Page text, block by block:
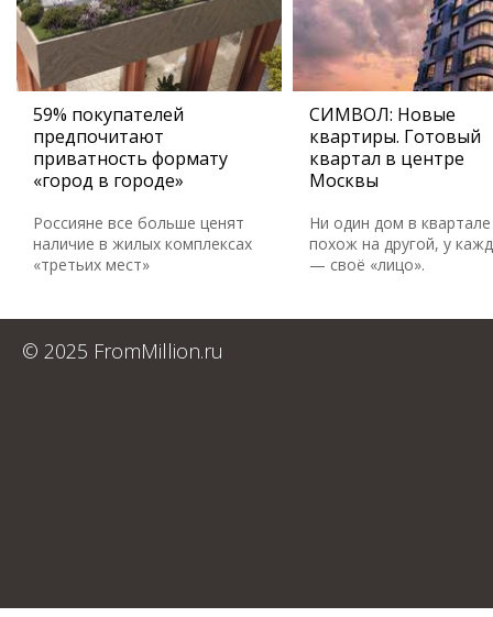
59% покупателей
предпочитают
приватность формату
«город в городе»
Россияне все больше ценят
наличие в жилых комплексах
«третьих мест»
СИМВОЛ: Новые
квартиры. Готовый
квартал в центре
Москвы
Ни один дом в
похож на другой, у
— своё «лицо».
© 2025 FromMillion.ru